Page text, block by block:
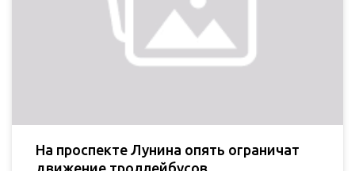
На проспекте Лунина опять ограничат
движение троллейбусов